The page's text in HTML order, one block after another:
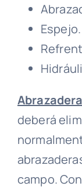
Espejo.
deberá
campo.